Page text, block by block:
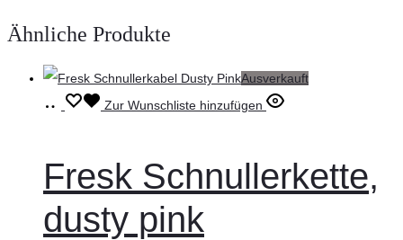
Ähnliche Produkte
Ausverkauft
WeiterlesenZur Wunschliste hinzufügen
Fresk Schnullerkette,
dusty pink